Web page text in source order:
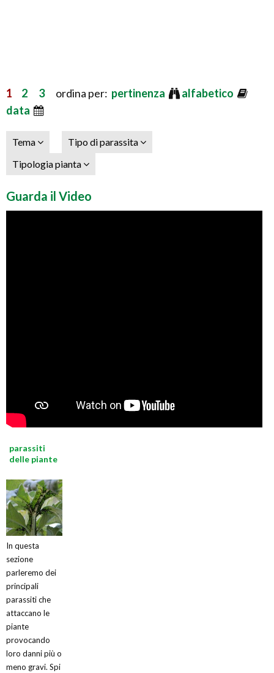
1 2 3ordina per: pertinenza
alfabetico
data
Tema
Tipo di parassita
Tipologia pianta
Guarda il Video
parassiti
delle piante
In questa
sezione
parleremo dei
principali
parassiti che
attaccano le
piante
provocando
loro danni più o
meno gravi. Spi